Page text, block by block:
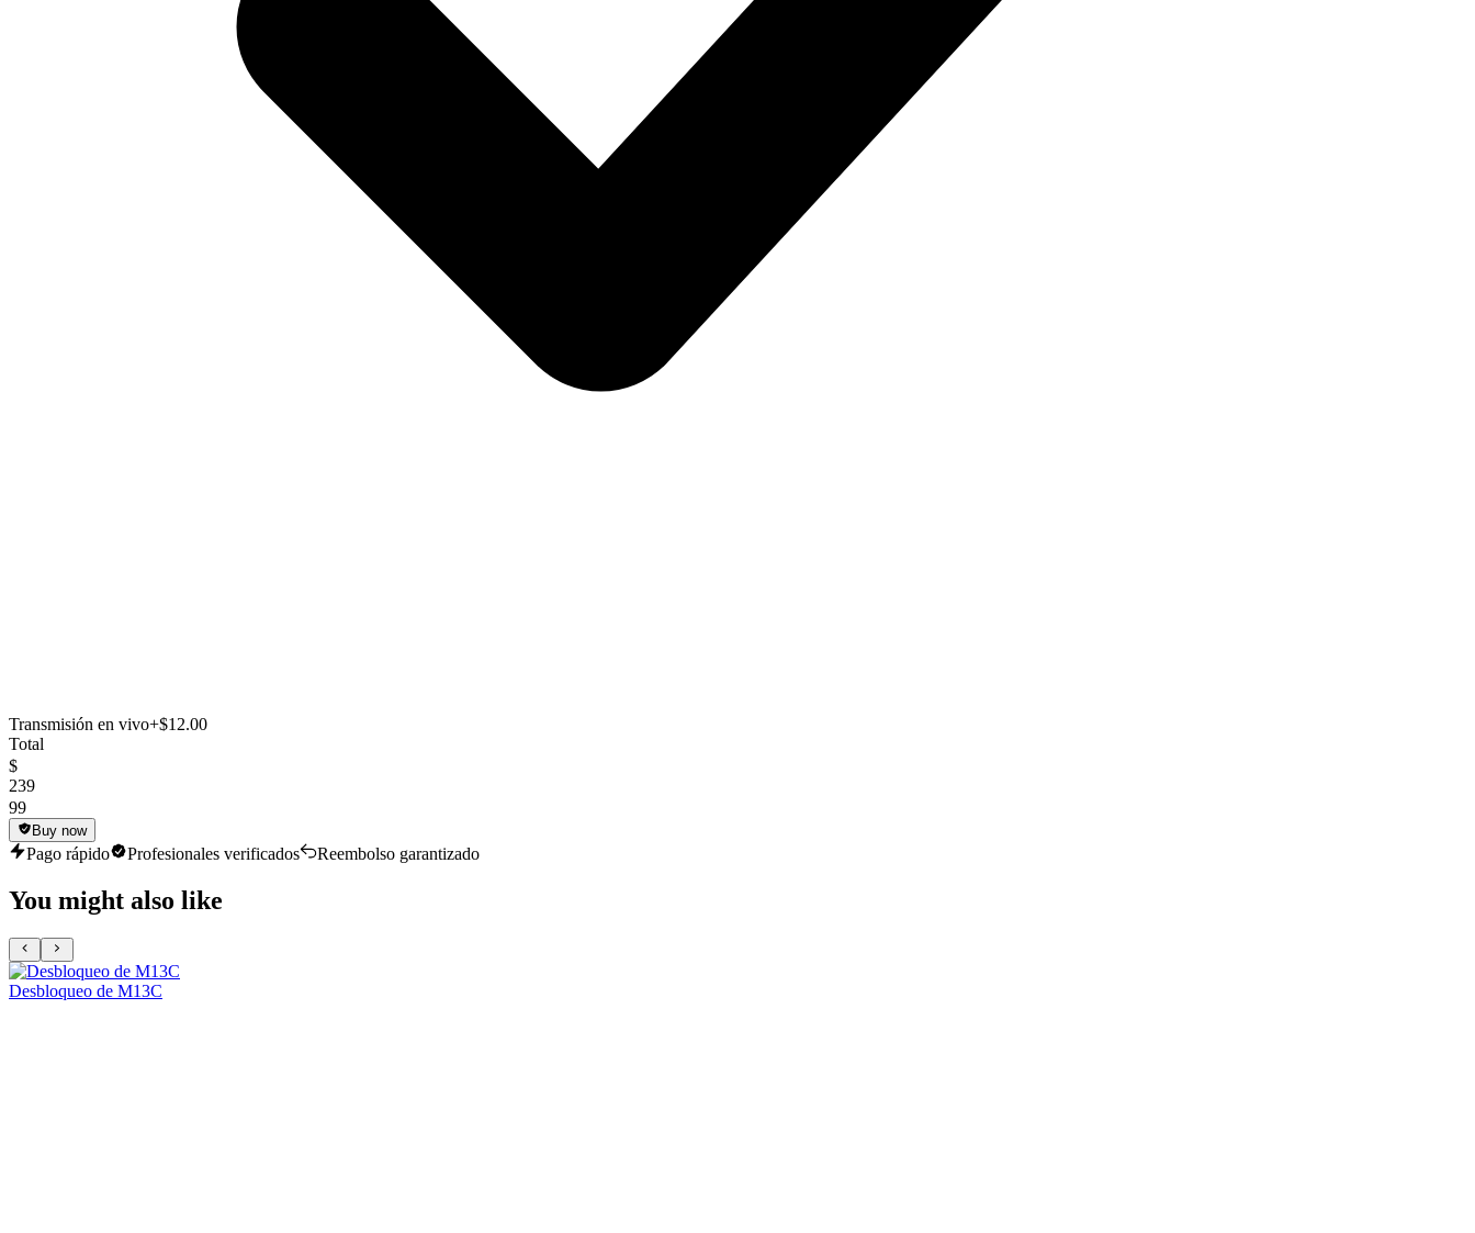
Transmisión en vivo+$12.00
Total
$
239
99
Buy now
Pago rápido Profesionales verificados Reembolso garantizado
You might also like
Desbloqueo de M13C